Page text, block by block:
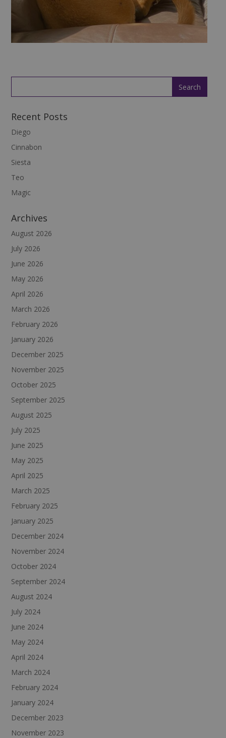
Recent Posts
Diego
Cinnabon
Siesta
Teo
Magic
Archives
August 2026
July 2026
June 2026
May 2026
April 2026
March 2026
February 2026
January 2026
December 2025
November 2025
October 2025
September 2025
August 2025
July 2025
June 2025
May 2025
April 2025
March 2025
February 2025
January 2025
December 2024
November 2024
October 2024
September 2024
August 2024
July 2024
June 2024
May 2024
April 2024
March 2024
February 2024
January 2024
December 2023
November 2023